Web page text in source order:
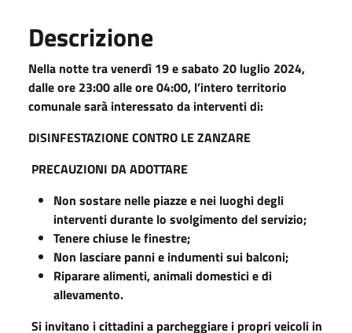
Descrizione
Nella notte tra venerdì 19 e sabato 20 luglio 2024,
dalle ore 23:00 alle ore 04:00, l’intero territorio
comunale sarà interessato da interventi di:
DISINFESTAZIONE CONTRO LE ZANZARE
PRECAUZIONI DA ADOTTARE
Non sostare nelle piazze e nei luoghi degli
interventi durante lo svolgimento del servizio;
Tenere chiuse le finestre;
Non lasciare panni e indumenti sui balconi;
Riparare alimenti, animali domestici e di
allevamento.
Si invitano i cittadini a parcheggiare i propri veicoli in